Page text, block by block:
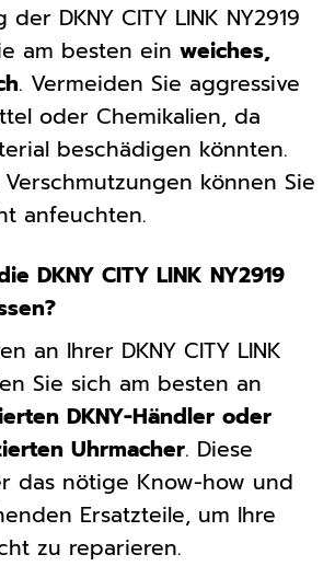
DKNY CITY LINK NY2919
am besten ein weiches,
. Vermeiden Sie aggressive
oder Chemikalien, da
beschädigen könnten.
können Sie
anfeuchten.
DKNY CITY LINK NY2919
an Ihrer DKNY CITY LINK
Sie sich am besten an
DKNY-Händler oder
Uhrmacher. Diese
das nötige Know-how und
Ersatzteile, um Ihre
zu reparieren.